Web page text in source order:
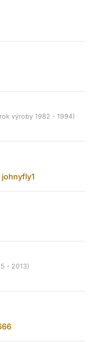
výroby 1982 - 1994)
johnyfly1
- 2013)